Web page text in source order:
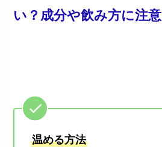
い？成分や飲み方に注意
温める方法